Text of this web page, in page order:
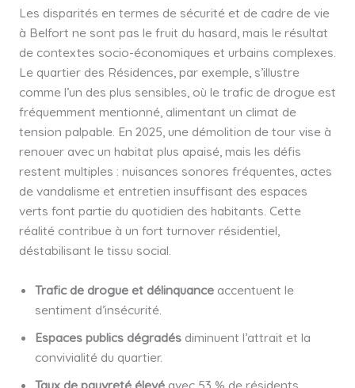
Les disparités en termes de sécurité et de cadre de vie
à Belfort ne sont pas le fruit du hasard, mais le résultat
de contextes socio-économiques et urbains complexes.
Le quartier des Résidences, par exemple, s’illustre
comme l’un des plus sensibles, où le trafic de drogue est
fréquemment mentionné, alimentant un climat de
tension palpable. En 2025, une démolition de tour vise à
renouer avec un habitat plus apaisé, mais les défis
restent multiples : nuisances sonores fréquentes, actes
de vandalisme et entretien insuffisant des espaces
verts font partie du quotidien des habitants. Cette
réalité contribue à un fort turnover résidentiel,
déstabilisant le tissu social.
Trafic de drogue et délinquanceaccentuent le
sentiment d’insécurité.
Espaces publics dégradésdiminuent l’attrait et la
convivialité du quartier.
Taux de pauvreté élevéavec 53 % de résidents